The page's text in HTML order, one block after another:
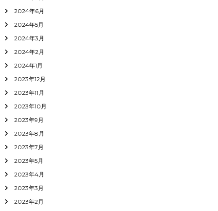
2024年6月
2024年5月
2024年3月
2024年2月
2024年1月
2023年12月
2023年11月
2023年10月
2023年9月
2023年8月
2023年7月
2023年5月
2023年4月
2023年3月
2023年2月